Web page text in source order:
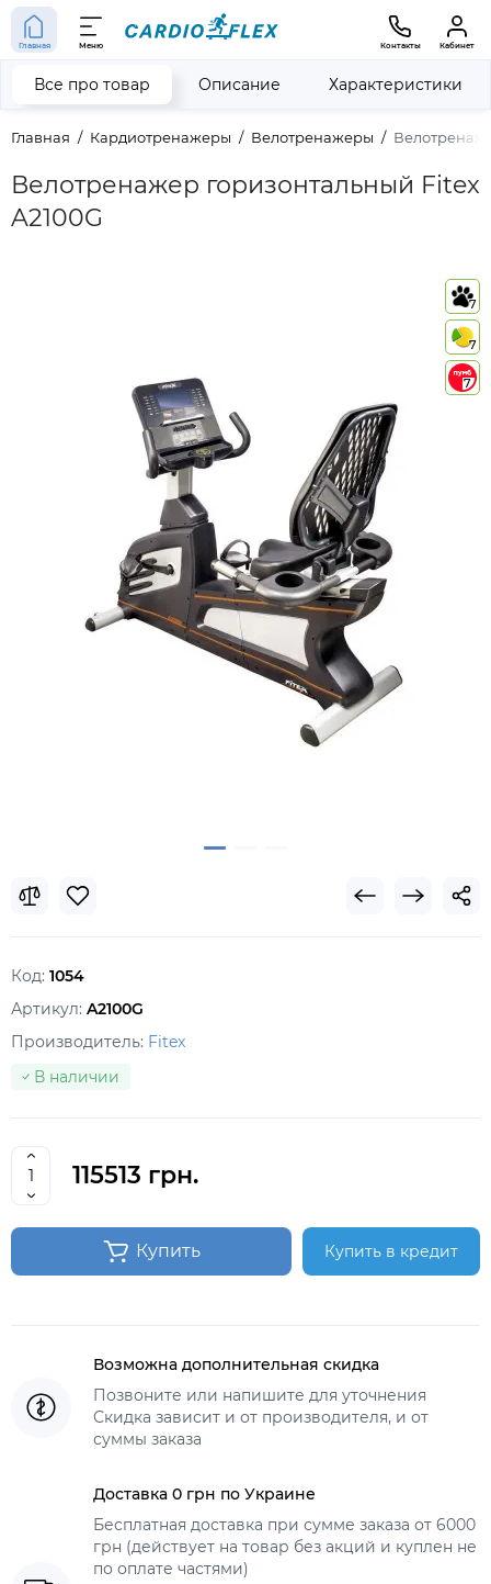
Главная Меню Контакты Кабинет
Главная Кардиотренажеры Велотренажеры
Велотренажер горизонтальный Fitex
A2100G
Все про товар Описание Характеристики
7
7
7
Код: 1054
Артикул: A2100G
Производитель: Fitex
В наличии
115513 грн.
Купить Купить в кредит
Возможна дополнительная скидка
Позвоните или напишите для уточнения
Скидка зависит и от производителя, и от
суммы заказа
Доставка 0 грн по Украине
Бесплатная доставка при сумме заказа от 6000
грн (действует на товар без акций и куплен не
по оплате частями)